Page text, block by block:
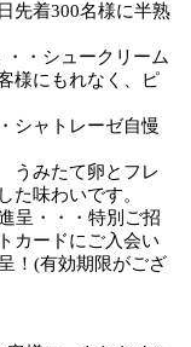
先着300名様に半熟
・シュークリーム
様にもれなく、ピ
シャトレーゼ自慢
フレ
た味わいです。
呈・・・特別ご招
カードにご入会い
！(有効期限がござ